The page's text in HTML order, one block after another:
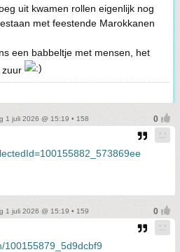
uit kwamen rollen eigenlijk nog
met feestende Marokkanen
een babbeltje met mensen, het
zuur
1 juli 2026 @ 15:19 • 158
1 juli 2026 @ 15:19 • 159
100155879_5d9dcbf9